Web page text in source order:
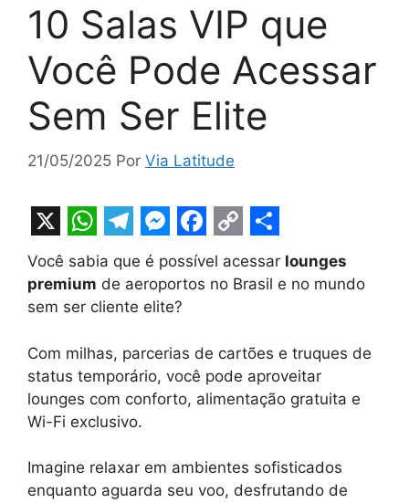
10 Salas VIP que
Você Pode Acessar
Sem Ser Elite
21/05/2025 Por Via Latitude
X W
h
a
s
A
p
p
T
e
l
g
r
a
m
M
e
s
e
n
g
e
r
F
a
c
b
o
k
C
o
L
i
k
S
h
r
e
Você sabia que é possível acessar lounges
premium de aeroportos no Brasil e no mundo
sem ser cliente elite?
Com milhas, parcerias de cartões e truques de
status temporário, você pode aproveitar
lounges com conforto, alimentação gratuita e
Wi-Fi exclusivo.
Imagine relaxar em ambientes sofisticados
enquanto aguarda seu voo, desfrutando de